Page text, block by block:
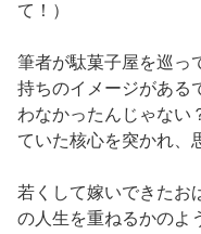
て！）
筆者が駄菓子屋を巡っ
持ちのイメージがある
わなかったんじゃない
ていた核心を突かれ、
若くして嫁いできたお
の人生を重ねるかのよ